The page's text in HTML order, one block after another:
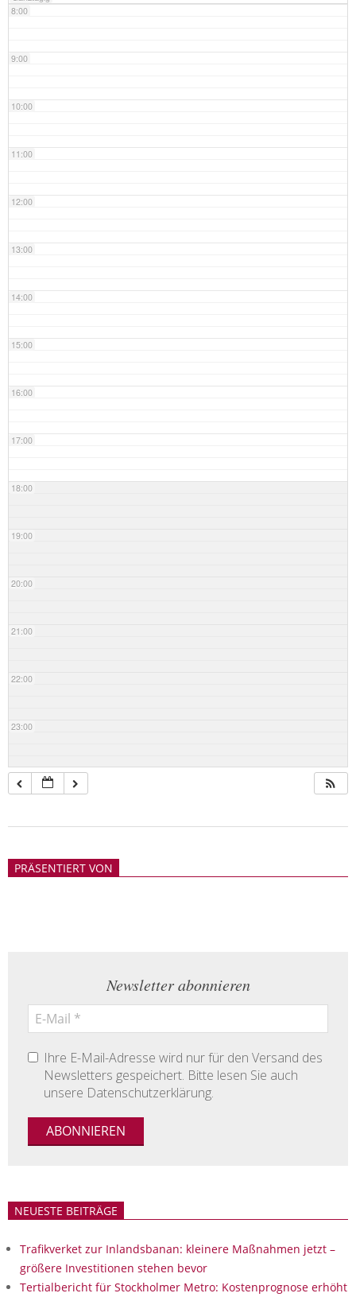
8:00
9:00
10:00
11:00
12:00
13:00
14:00
15:00
16:00
17:00
18:00
19:00
20:00
21:00
22:00
23:00
21PRÄSENTIERT VON
Newsletter abonnieren
Ihre E-Mail-Adresse wird nur für den Versand des
Newsletters gespeichert. Bitte lesen Sie auch
unsere Datenschutzerklärung.
NEUESTE BEITRÄGE
Trafikverket zur Inlandsbanan: kleinere Maßnahmen jetzt –
größere Investitionen stehen bevor
Tertialbericht für Stockholmer Metro: Kostenprognose erhöht